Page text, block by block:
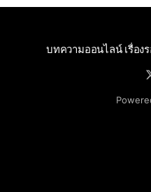
บทความออนไลน์ เรื่อง